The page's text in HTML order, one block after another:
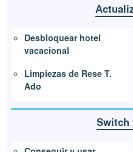
Desbloquear hotel
vacacional
Limpiezas de Rese T.
Ado
Switch